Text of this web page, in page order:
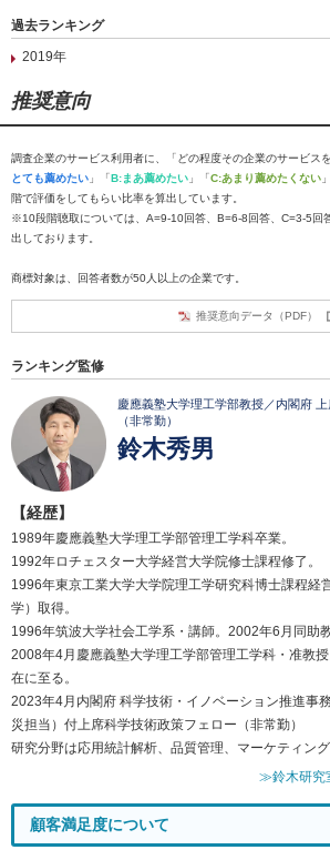
過去ランキング
2019年
推奨意向
調査企業のサービス利用者に、「どの程度その企業のサービス
とても薦めたい 」「B:まあ薦めたい 」「C:あまり薦めたくない
階で評価をしてもらい比率を算出しています。
※10段階聴取については、A=9-10回答、B=6-8回答、C=3-5回
出しております。
商標対象は、回答者数が50人以上の企業です。
推奨意向データ（PDF）
ランキング監修
慶應義塾大学理工学部教授／内閣府
（非常勤）
鈴木秀男
【経歴】
1989年慶應義塾大学理工学部管理工学科卒業。
1992年ロチェスター大学経営大学院修士課程修了。
1996年東京工業大学大学院理工学研究科博士課程経
学）取得。
1996年筑波大学社会工学系・講師。2002年6月同助教
2008年4月慶應義塾大学理工学部管理工学科・准教
在に至る。
2023年4月内閣府 科学技術・イノベーション推進事
災担当）付上席科学技術政策フェロー（非常勤）
研究分野は応用統計解析、品質管理、マーケティング
≫鈴木研究
顧客満足度について